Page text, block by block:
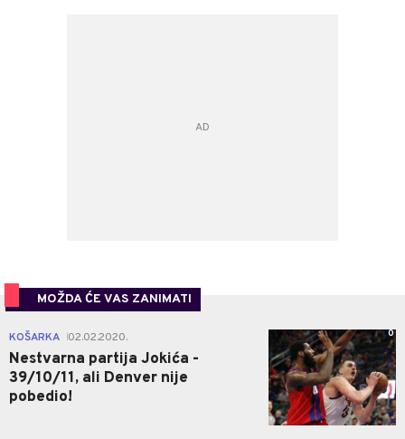
MOŽDA ĆE VAS ZANIMATI
KOŠARKA 02.02.2020.
Nestvarna partija Jokića -
39/10/11, ali Denver nije
pobedio!
0